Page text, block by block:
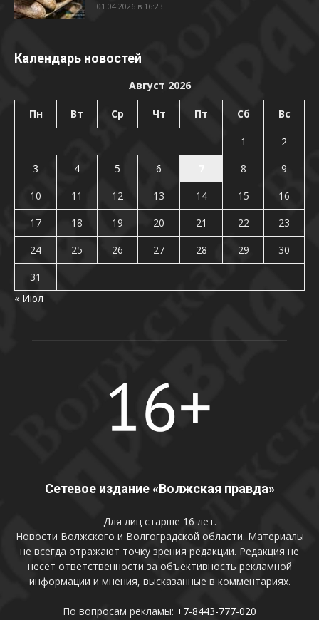
01.04.2026 в 16:23
Календарь новостей
Август 2026
Пн Вт Ср Чт Пт Сб Вс
1
2
3
4 5 6 8
9
10
11 12 13 14 15
16
17
18 19 20 21 22
23
24
25 26 27 28 29
30
31
« Июл
Сетевое издание «Волжская правда»
Для лиц старше 16 лет.
Новости Волжского и Волгоградской области. Материалы
не всегда отражают точку зрения редакции. Редакция не
несет ответственности за объективность рекламной
информации и мнения, высказанные в комментариях.
По вопросам рекламы: +7-8443-777-020